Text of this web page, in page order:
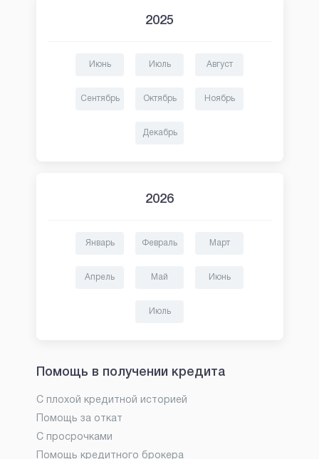
2025
Июнь Июль Август
Сентябрь Октябрь Ноябрь
Декабрь
2026
Январь Февраль Март
Апрель Май Июнь
Июль
Помощь в получении кредита
С плохой кредитной историей
Помощь за откат
С просрочками
Помощь кредитного брокера